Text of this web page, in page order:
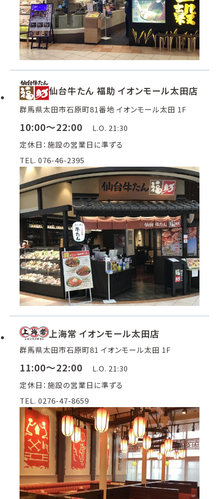
仙台牛たん 福助 イオンモール太田店
群馬県太田市石原町81番地 イオンモール太田 1F
10:00～22:00
L.O. 21:30
定休日：施設の営業日に準ずる
TEL. 076-46-2395
上海常 イオンモール太田店
群馬県太田市石原町81 イオンモール太田 1F
11:00～22:00
L.O. 21:30
定休日：施設の営業日に準ずる
TEL. 0276-47-8659